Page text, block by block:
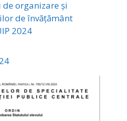
organizare și
de învățământ
2024